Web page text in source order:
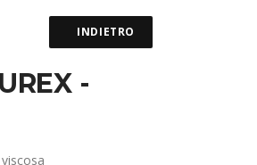
INDIETRO
-